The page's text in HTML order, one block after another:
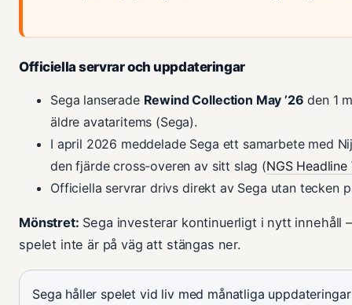
Officiella servrar och uppdateringar
Sega lanserade Rewind Collection May ’26 den 1
äldre avataritems (Sega).
I april 2026 meddelade Sega ett samarbete med
den fjärde cross-overen av sitt slag (NGS Headline
Officiella servrar drivs direkt av Sega utan tecken
Mönstret: Sega investerar kontinuerligt i nytt innehåll
spelet inte är på väg att stängas ner.
Sega håller spelet vid liv med månatliga